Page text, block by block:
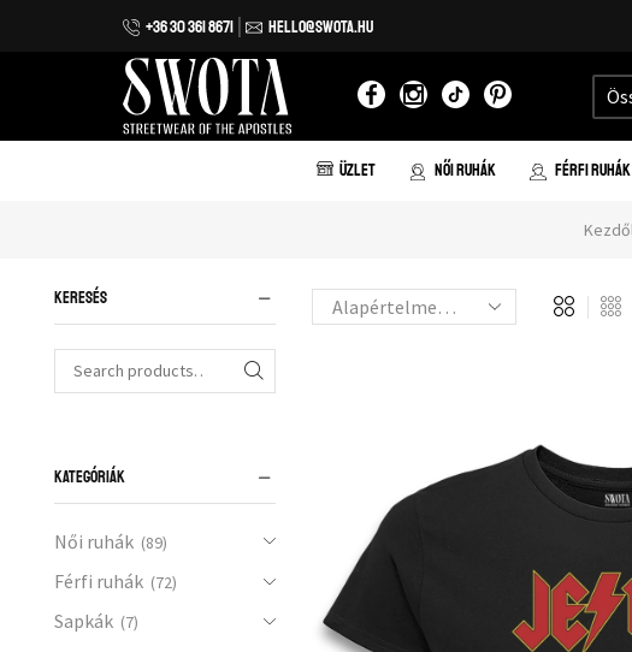
+36 30 361 8671 HELLO@SWOTA.HU
házhozszállítás 20.000 forint vásárlás felett!
ÜZLET NŐI RUHÁK FÉRFI RUHÁK
KERESÉS
KATEGÓRIÁK
Női ruhák (89)
Férfi ruhák (72)
Sapkák (7)